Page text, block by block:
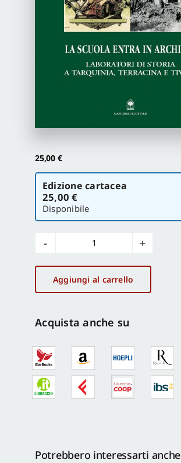
Proposte di pubblicazione
Gangemi Editore
25,00 €
Scegli
versione
Edizione cartacea
25,00 €
Disponibile
La
scuola
entra
in
quantità
Aggiungi al carrello
Acquista anche su
Potrebbero interessarti anche